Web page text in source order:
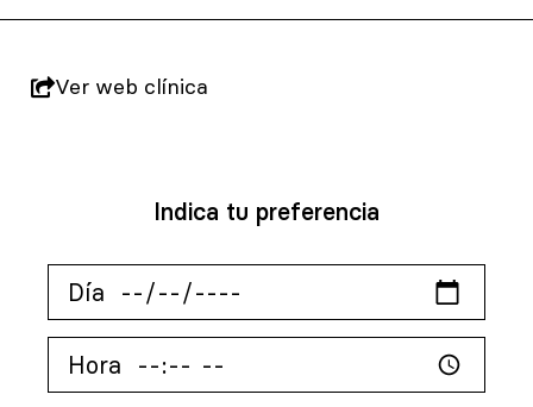
Ver web clínica
Indica tu preferencia